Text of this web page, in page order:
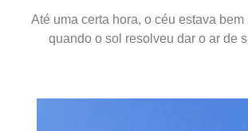
Até uma certa hora, o céu estava bem
quando o sol resolveu dar o ar de